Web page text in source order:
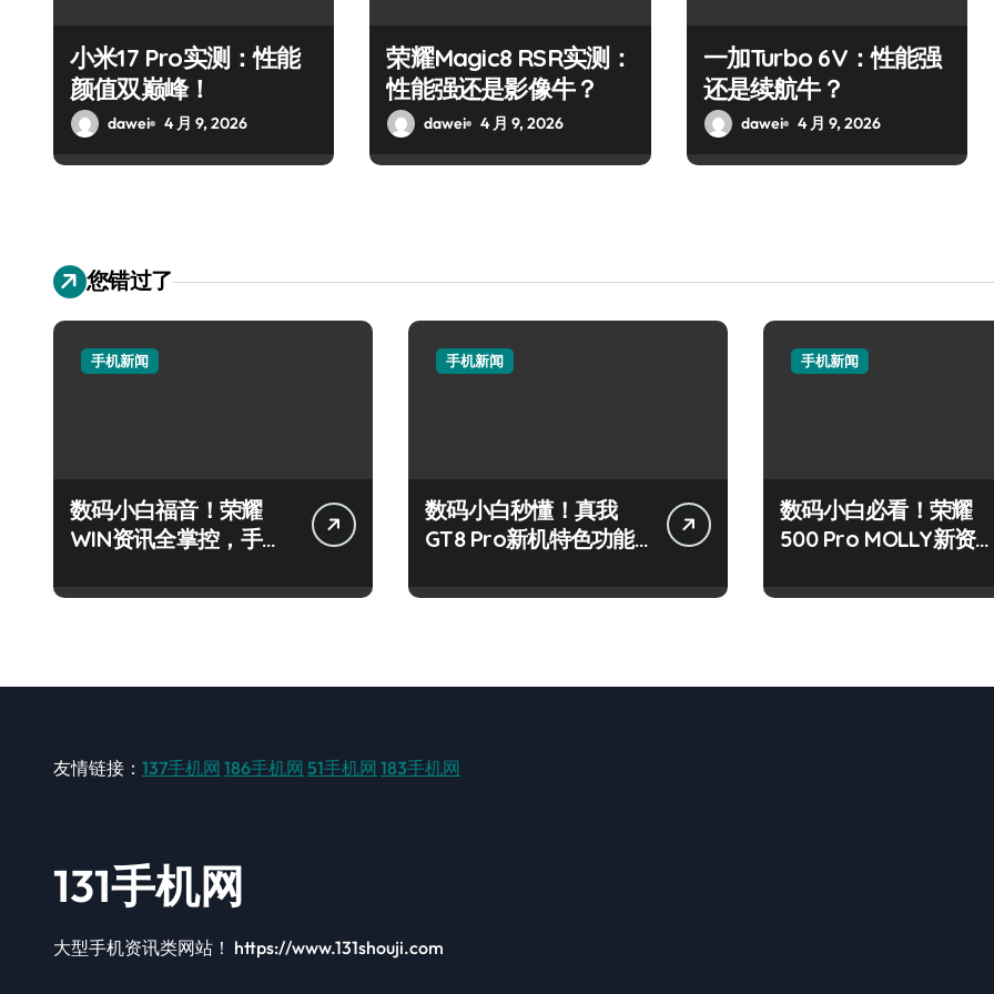
小米17 Pro实测：性能
颜值双巅峰！
dawei 4 月 9, 2026
荣耀Magic8 RSR实测：
性能强还是影像牛？
dawei 4 月 9, 2026
一加Turbo 6V：性能强
还是续航牛？
dawei 4 月 9, 2026
您错过了
手机新闻
数码小白福音！荣耀
WIN资讯全掌控，手机
手机新闻
数码小白秒懂！真我
GT8 Pro新机特色功能
手机新闻
数码小白必看！荣耀
500 Pro MOLLY新资
友情链接： 137手机网 186手机网 51手机网 183手机网
131手机网
大型手机资讯类网站！ https://www.131shouji.com